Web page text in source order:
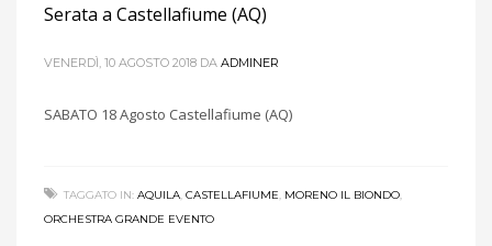
Serata a Castellafiume (AQ)
VENERDÌ, 10 AGOSTO 2018 DA ADMINER
SABATO 18 Agosto Castellafiume (AQ)
TAGGATO IN: AQUILA, CASTELLAFIUME, MORENO IL BIONDO,
ORCHESTRA GRANDE EVENTO